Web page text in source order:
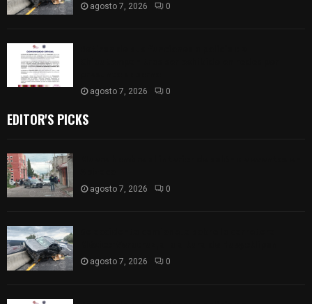
agosto 7, 2026 0
agosto 7, 2026 0
EDITOR'S PICKS
agosto 7, 2026 0
agosto 7, 2026 0